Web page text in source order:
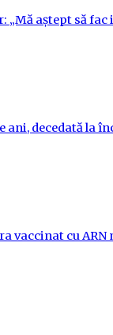
aștept să
decedată la
vaccinat cu ARN